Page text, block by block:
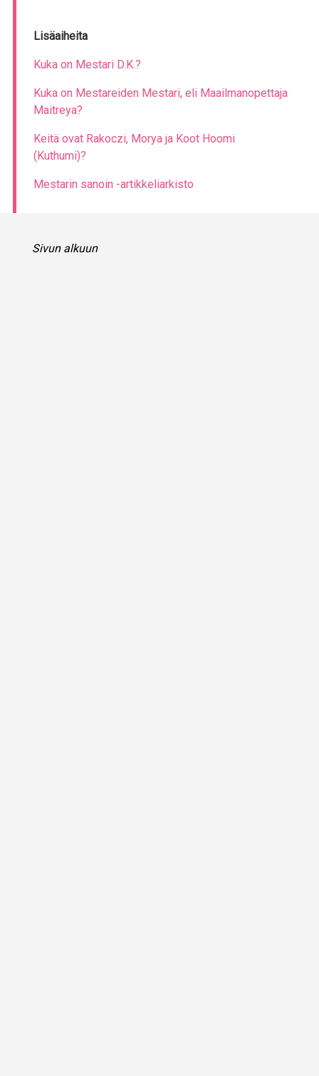
Lisäaiheita
Kuka on Mestari D.K.?
Kuka on Mestareiden Mestari, eli Maailmanopettaja
Maitreya?
Keitä ovat Rakoczi, Morya ja Koot Hoomi
(Kuthumi)?
Mestarin sanoin -artikkeliarkisto
Sivun alkuun